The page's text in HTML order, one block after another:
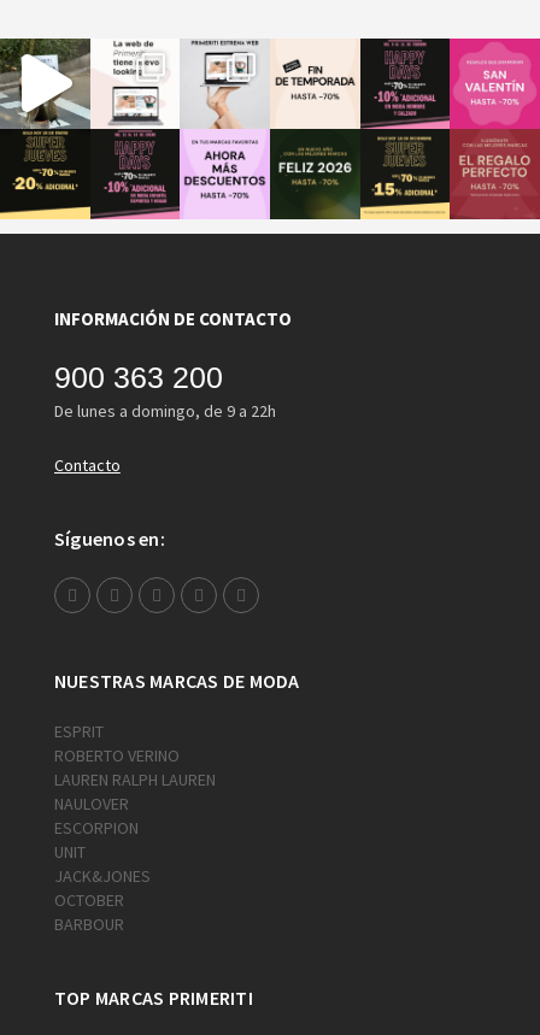
INFORMACIÓN DE CONTACTO
900 363 200
De lunes a domingo, de 9 a 22h
Contacto
Síguenos en:
NUESTRAS MARCAS DE MODA
ESPRIT
ROBERTO VERINO
LAUREN RALPH LAUREN
NAULOVER
ESCORPION
UNIT
JACK&JONES
OCTOBER
BARBOUR
TOP MARCAS PRIMERITI